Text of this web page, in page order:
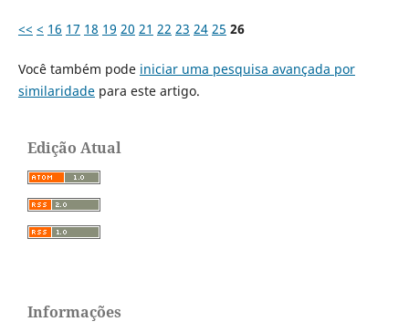
<< < 16 17 18 19 20 21 22 23 24 25 26
Você também pode iniciar uma pesquisa avançada por
similaridadepara este artigo.
Edição Atual
Informações